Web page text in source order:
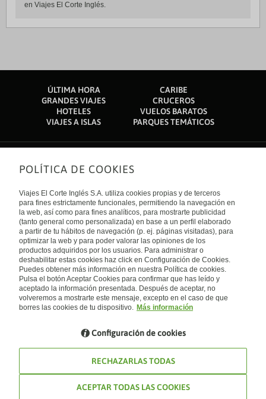
en Viajes El Corte Inglés.
ÚLTIMA HORA
CARIBE
GRANDES VIAJES
CRUCEROS
HOTELES
VUELOS BARATOS
VIAJES A ISLAS
PARQUES TEMÁTICOS
Sobre nosotros
Quiénes somos
Financiación
Sostenibilidad
Turismo accesible
Tarjeta El Corte Inglés
Trabaja con nosotros
El Corte Inglés
Canal Ético
Enlaces de interés
Guías de viaje
Catálogos
Auto check-in
Condiciones Generales
Política de privacidad
Política de cookies
Accesibilidad
Empresas/ Grupos
Internacional
España
Visita nuestro blog
Blog de Viajes el Corte inglés
POLÍTICA DE COOKIES
Viajes El Corte Inglés S.A. utiliza cookies propias y de terceros
para fines estrictamente funcionales, permitiendo la navegación en
la web, así como para fines analíticos, para mostrarte publicidad
(tanto general como personalizada) en base a un perfil elaborado
a partir de tu hábitos de navegación (p. ej. páginas visitadas), para
optimizar la web y para poder valorar las opiniones de los
productos adquiridos por los usuarios. Para administrar o
deshabilitar estas cookies haz click en Configuración de Cookies.
Puedes obtener más información en nuestra Política de cookies.
Pulsa el botón Aceptar Cookies para confirmar que has leído y
aceptado la información presentada. Después de aceptar, no
volveremos a mostrarte este mensaje, excepto en el caso de que
borres las cookies de tu dispositivo. Más información
Configuración de cookies
RECHAZARLAS TODAS
ACEPTAR TODAS LAS COOKIES